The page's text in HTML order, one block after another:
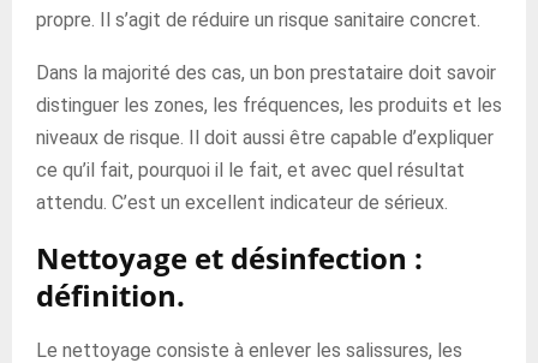
propre. Il s’agit de réduire un risque sanitaire concret.
Dans la majorité des cas, un bon prestataire doit savoir
distinguer les zones, les fréquences, les produits et les
niveaux de risque. Il doit aussi être capable d’expliquer
ce qu’il fait, pourquoi il le fait, et avec quel résultat
attendu. C’est un excellent indicateur de sérieux.
Nettoyage et désinfection :
définition.
Le nettoyage consiste à enlever les salissures, les